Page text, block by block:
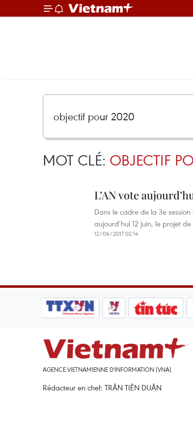
MOT CLÉ: OBJECTIF
L’AN vote
Dans le cadre de la 3e
aujourd’hui 12 juin, le projet
12/06/2017 02:14
AGENCE VIETNAMIENNE D'INFORMATION (VNA)
Rédacteur en chef: TRÂN TIÊN DUÂN